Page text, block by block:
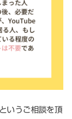
いうご相談を頂